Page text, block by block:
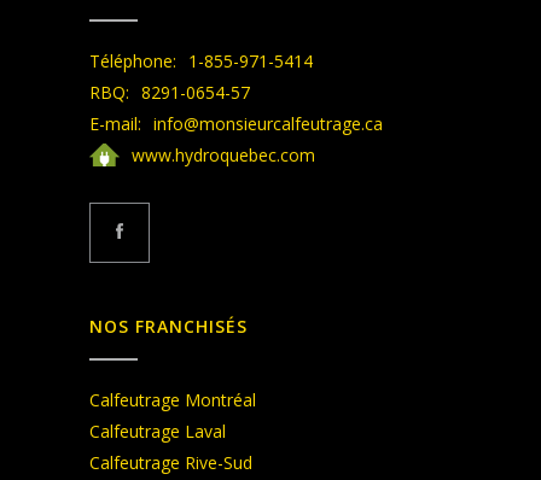
Téléphone:
1-855-971-5414
RBQ: 8291-0654-57
E-mail: info@monsieurcalfeutrage.ca
www.hydroquebec.com
NOS FRANCHISÉS
Calfeutrage Montréal
Calfeutrage Laval
Calfeutrage Rive-Sud